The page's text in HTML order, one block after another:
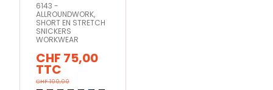
6143 -
ALLROUNDWORK,
SHORT EN STRETCH
SNICKERS
WORKWEAR
CHF 75,00
TTC
CHF 100,00